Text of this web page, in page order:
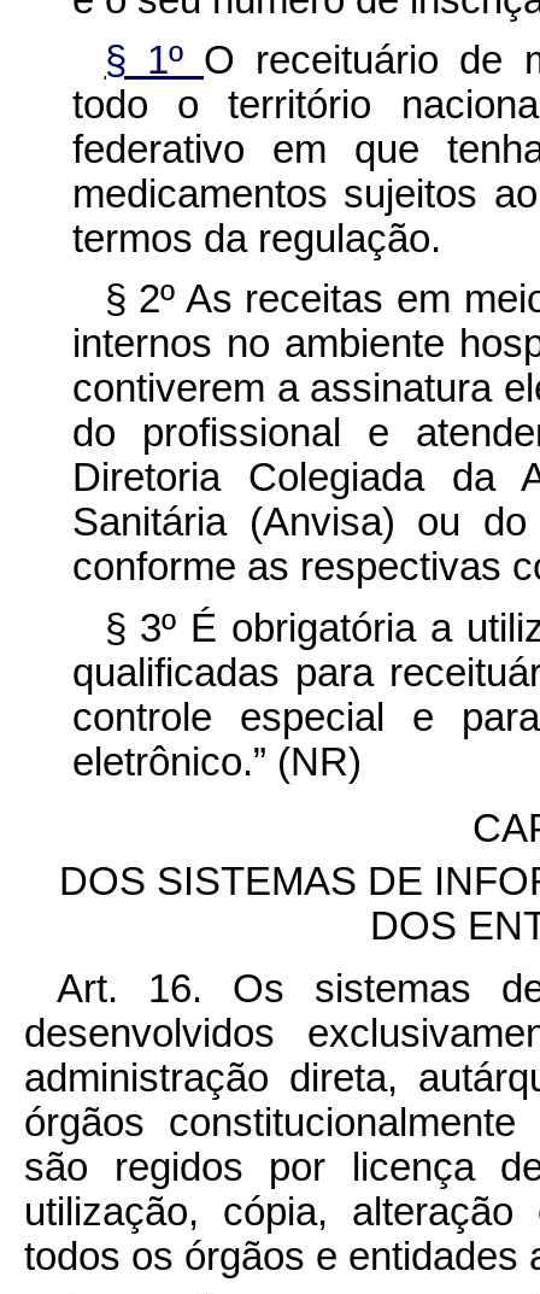
§ 1º O receituário de
todo o território
federativo em que
medicamentos sujeitos
termos da regulação.
§ 2º As receitas em
internos no ambiente
contiverem a assinatura
do profissional e
Diretoria Colegiada da
Sanitária (Anvisa) ou
conforme as respectivas
§ 3º É obrigatória a
qualificadas para
controle especial e
eletrônico.” (NR)
DOS SISTEMAS DE
DOS
Art. 16. Os sistemas
desenvolvidos
administração direta,
órgãos
são regidos por licença
utilização, cópia,
todos os órgãos e entidades